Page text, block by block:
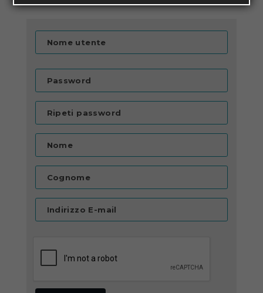
Nome utente
Password
Ripeti password
Nome
Cognome
Indirizzo E-mail